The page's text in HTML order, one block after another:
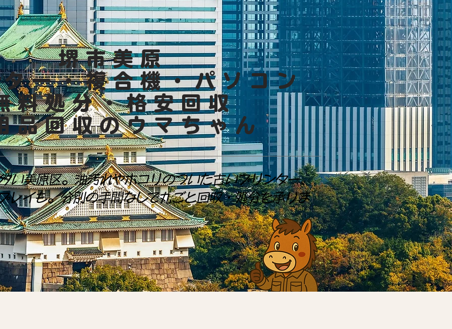
堺市美原
ー・複合機・パソコン
料処分・格安回収
品回収のウマちゃん
い美原区。油汚れやホコリのついた古いプリンター、
レイも。分別の手間なしで丸ごと回収・処分を承りま